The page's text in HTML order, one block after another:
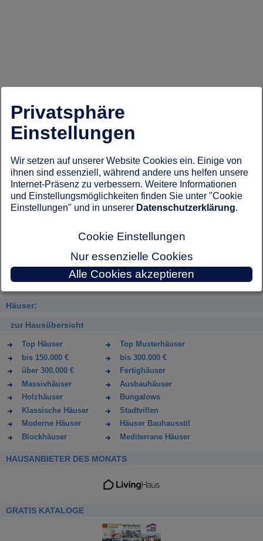
Häuser:
zur Hausübersicht
Top Häuser
Top Musterhäuser
bis 150.000 €
bis 300.000 €
über 300.000 €
Fertighäuser
Massivhäuser
Ausbauhäuser
Holzhäuser
Bungalows
Klassische Häuser
Stadtvillen
Moderne Häuser
Häuser Bauhausstil
Blockhäuser
Mediterrane Häuser
HAUSANBIETER DES MONATS
GRATIS KATALOGE
Privatsphäre
Einstellungen
Wir setzen auf unserer Website Cookies ein. Einige von
ihnen sind essenziell, während andere uns helfen unsere
Internet-Präsenz zu verbessern. Weitere Informationen
und Einstellungsmöglichkeiten finden Sie unter "Cookie
Einstellungen" und in unserer Datenschutzerklärung.
Cookie Einstellungen
Nur essenzielle Cookies
Alle Cookies akzeptieren